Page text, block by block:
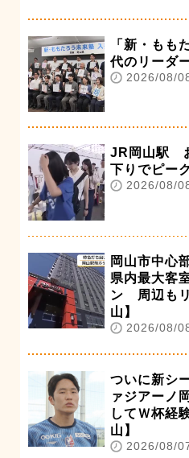
「新・も
代のリーダ
2026/08/
JR岡山駅
下りでピー
2026/08/
岡山市中心
県内最大客
ン 周辺も
山】
2026/08/
ついに新シ
ァジアーノ
してＷ杯経
山】
2026/08/